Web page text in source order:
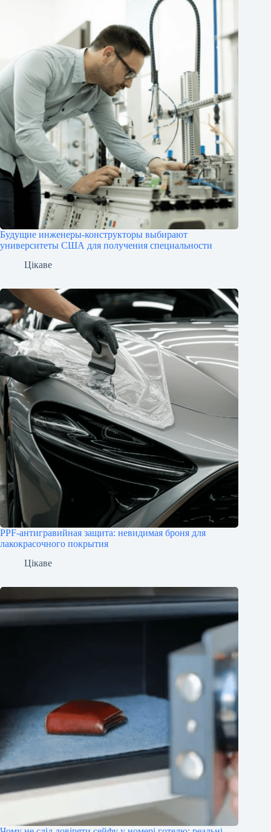
Будущие инженеры‑конструкторы выбирают
университеты США для получения специальности
Цікаве
PPF-антигравийная защита: невидимая броня для
лакокрасочного покрытия
Цікаве